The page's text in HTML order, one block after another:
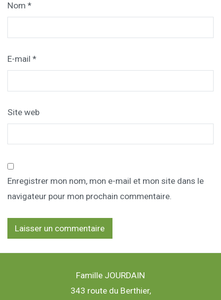
Nom *
E-mail *
Site web
Enregistrer mon nom, mon e-mail et mon site dans le
navigateur pour mon prochain commentaire.
Famille JOURDAIN
343 route du Berthier,